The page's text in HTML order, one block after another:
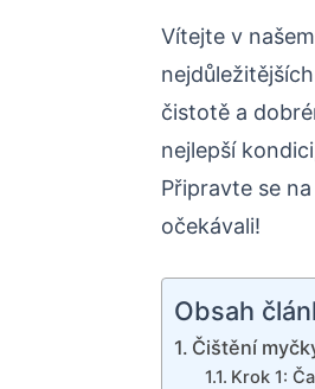
Vítejte v
čistotě a
nejlepší
Připravte se
očekávali!
Obsah
Čištění
Krok 1: